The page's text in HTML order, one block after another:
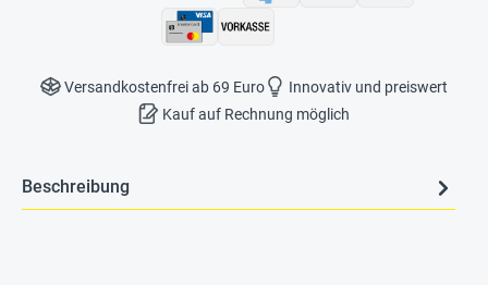
Versandkostenfrei ab 69 Euro
Innovativ und preiswert
Kauf auf Rechnung möglich
Beschreibung